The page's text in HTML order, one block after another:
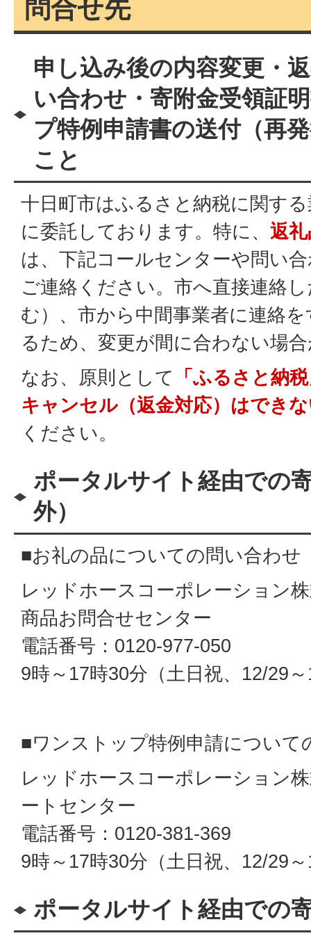
問合せ先
申し込み後の内容変更・
い合わせ・寄附金受領証
プ特例申請書の送付（再
こと
十日町市はふるさと納税に関す
に委託しております。特に、 返
は、下記コールセンターや問い
ご連絡ください。市へ直接連絡
む）、市から中間事業者に連絡
るため、変更が間に合わない場
なお、原則として
「ふるさと納
キャンセル（返金対応）はでき
ください。
ポータルサイト経由での
外）
■お礼の品についての問い合わせ
レッドホースコーポレーション
商品お問合せセンター
電話番号：0120-977-050
9時～17時30分（土日祝、12/29
■ワンストップ特例申請について
レッドホースコーポレーション
ートセンター
電話番号：0120-381-369
9時～17時30分（土日祝、12/29
ポータルサイト経由での